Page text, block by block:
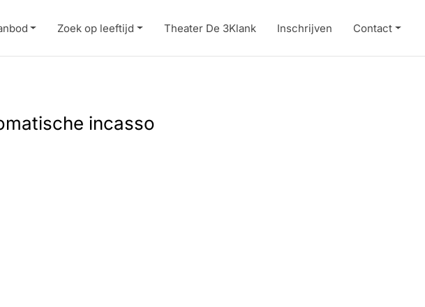
Zoek op leeftijd Theater De 3Klank Inschrijven Contact
incasso